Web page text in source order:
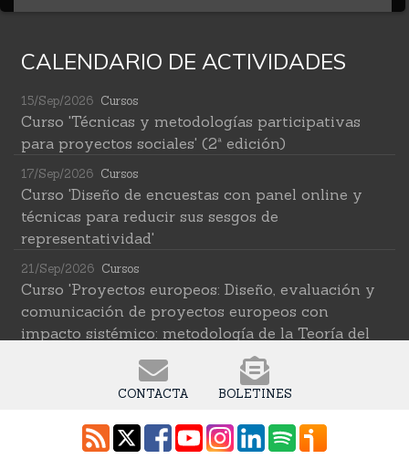
CALENDARIO DE ACTIVIDADES
15/Sep/2026 Cursos
Curso 'Técnicas y metodologías participativas
para proyectos sociales' (2ª edición)
17/Sep/2026 Cursos
Curso 'Diseño de encuestas con panel online y
técnicas para reducir sus sesgos de
representatividad'
21/Sep/2026 Cursos
Curso 'Proyectos europeos: Diseño, evaluación y
comunicación de proyectos europeos con
impacto sistémico: metodología de la Teoría del
Cambio transformativa'
Cursos
ciencias sociales' (2ª edición)
CONTACTA BOLETINES